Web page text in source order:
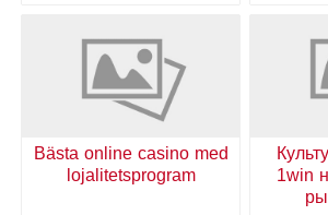
1win
Bästa online casino med
lojalitetsprogram